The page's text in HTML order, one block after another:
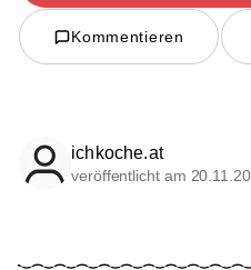
Kommentieren
ichkoche.at
veröffentlicht am